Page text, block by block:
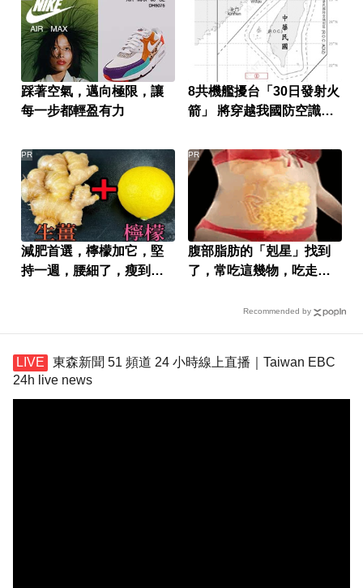
踩著空氣，邁向極限，讓
每一步都輕盈有力
8共機艦擾台「30日發射火
箭」 將穿越我國防空識別
減肥首選，檸檬加它，堅
持一週，腰細了，瘦到你
PR
腹部脂肪的「剋星」找到
了，常吃這幾物，吃走大
PR
Recommended by
東森新聞 51 頻道 24 小時線上直播｜Taiwan EBC
24h live news